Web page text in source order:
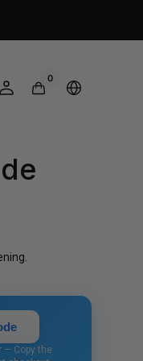
Select
Winkelwagen
0
0
artikelen
— Copy the